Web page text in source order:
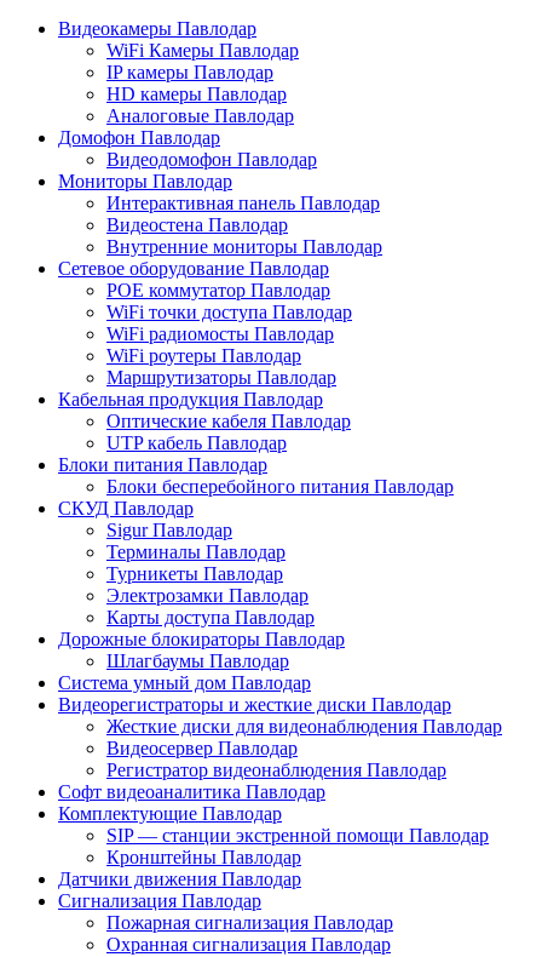
Видеокамеры Павлодар
WiFi Камеры Павлодар
IP камеры Павлодар
HD камеры Павлодар
Аналоговые Павлодар
Домофон Павлодар
Видеодомофон Павлодар
Мониторы Павлодар
Интерактивная панель Павлодар
Видеостена Павлодар
Внутренние мониторы Павлодар
Сетевое оборудование Павлодар
POE коммутатор Павлодар
WiFi точки доступа Павлодар
WiFi радиомосты Павлодар
WiFi роутеры Павлодар
Маршрутизаторы Павлодар
Кабельная продукция Павлодар
Оптические кабеля Павлодар
UTP кабель Павлодар
Блоки питания Павлодар
Блоки бесперебойного питания Павлодар
СКУД Павлодар
Sigur Павлодар
Терминалы Павлодар
Турникеты Павлодар
Электрозамки Павлодар
Карты доступа Павлодар
Дорожные блокираторы Павлодар
Шлагбаумы Павлодар
Система умный дом Павлодар
Видеорегистраторы и жесткие диски Павлодар
Жесткие диски для видеонаблюдения Павлодар
Видеосервер Павлодар
Регистратор видеонаблюдения Павлодар
Софт видеоаналитика Павлодар
Комплектующие Павлодар
SIP — станции экстренной помощи Павлодар
Кронштейны Павлодар
Датчики движения Павлодар
Сигнализация Павлодар
Пожарная сигнализация Павлодар
Охранная сигнализация Павлодар